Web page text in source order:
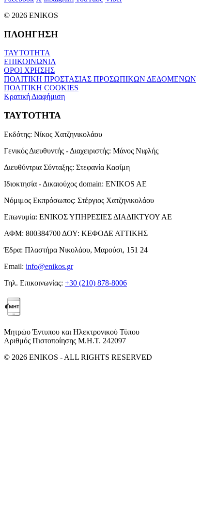
© 2026 ENIKOS
ΠΛΟΗΓΗΣΗ
ΤΑΥΤΟΤΗΤΑ
ΕΠΙΚΟΙΝΩΝΙΑ
ΟΡΟΙ ΧΡΗΣΗΣ
ΠΟΛΙΤΙΚΗ ΠΡΟΣΤΑΣΙΑΣ ΠΡΟΣΩΠΙΚΩΝ ΔΕΔΟΜΕΝΩΝ
ΠΟΛΙΤΙΚΗ COOKIES
Κρατική Διαφήμιση
ΤΑΥΤΟΤΗΤΑ
Εκδότης: Νίκος Χατζηνικολάου
Γενικός Διευθυντής - Διαχειριστής: Μάνος Νιφλής
Διευθύντρια Σύνταξης: Στεφανία Κασίμη
Ιδιοκτησία - Δικαιούχος domain: ENIKOS AE
Νόμιμος Εκπρόσωπος: Στέργιος Χατζηνικολάου
Επωνυμία: ΕΝΙΚΟΣ ΥΠΗΡΕΣΙΕΣ ΔΙΑΔΙΚΤΥΟΥ ΑΕ
ΑΦΜ: 800384700 ΔΟΥ: ΚΕΦΟΔΕ ΑΤΤΙΚΗΣ
Έδρα: Πλαστήρα Νικολάου, Μαρούσι, 151 24
Email: info@enikos.gr
Τηλ. Επικοινωνίας: +30 (210) 878-8006
Μητρώο Έντυπου και Ηλεκτρονικού Τύπου
Αριθμός Πιστοποίησης Μ.Η.Τ. 242097
© 2026 ENIKOS - ALL RIGHTS RESERVED